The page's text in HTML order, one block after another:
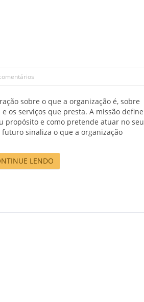
sobre o que a organização é, sobre
os serviços que presta. A missão define
propósito e como pretende atuar no seu
sinaliza o que a organização
LENDO